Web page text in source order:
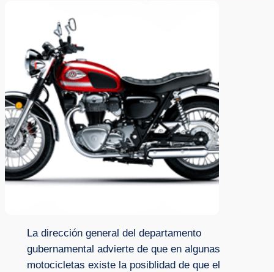
La dirección general del departamento
gubernamental advierte de que en algunas
motocicletas existe la posiblidad de que el